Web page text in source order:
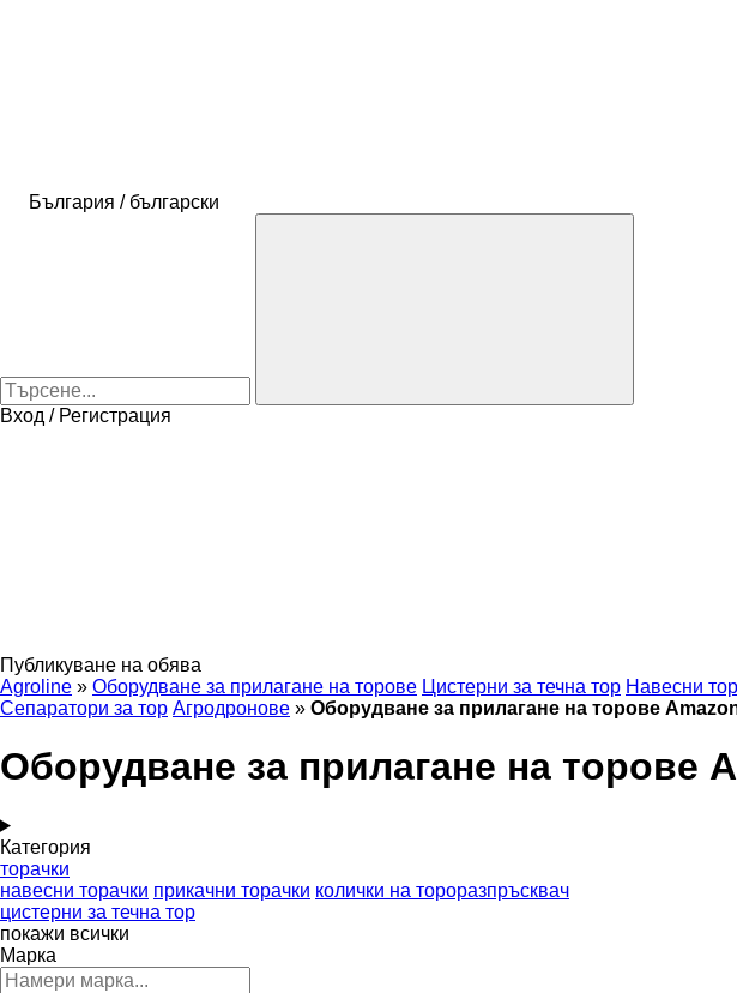
България / български
Вход / Регистрация
Публикуване на обява
Agroline » Оборудване за прилагане на торове Цистерни за течна тор Навесни
Сепаратори за тор Агродронове » Оборудване за прилагане на торове
Оборудване за прилагане на торове
Категория
торачки
навесни торачки прикачни торачки колички на тороразпръсквач
цистерни за течна тор
покажи всички
Марка